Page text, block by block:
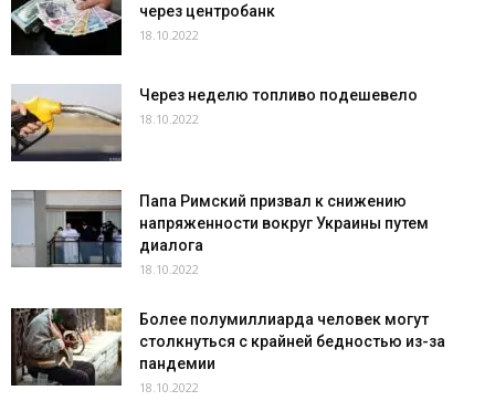
через центробанк
18.10.2022
Через неделю топливо подешевело
18.10.2022
Папа Римский призвал к снижению
напряженности вокруг Украины путем
диалога
18.10.2022
Более полумиллиарда человек могут
столкнуться с крайней бедностью из-за
пандемии
18.10.2022